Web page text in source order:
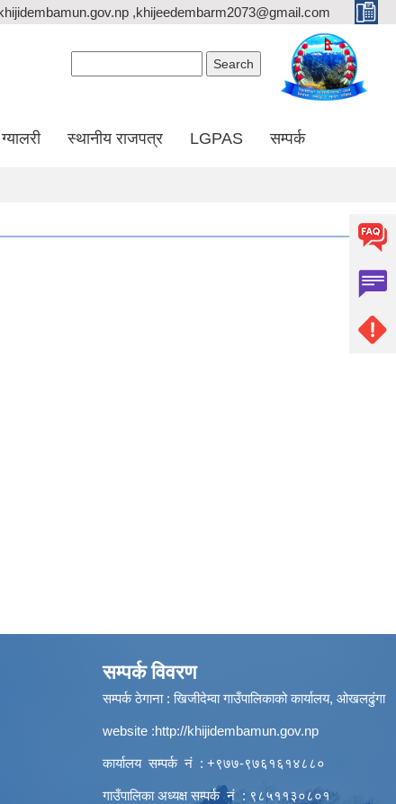
,khijeedembarm2073@gmail.com
ग्यालरी स्थानीय राजपत्र LGPAS सम्पर्क
सम्पर्क विवरण
सम्पर्क ठेगाना : खिजीदेम्वा गाउँपालिकाको कार्यालय, ओखलढुंगा
website :http://khijidembamun.gov.np
कार्यालय सम्पर्क नं : +९७७-९७६१६१४८८०
गाउँपालिका अध्यक्ष सम्पर्क नं : ९८५११३०८०१